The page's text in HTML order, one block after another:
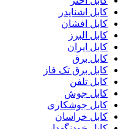
کابل اشنایدر
کابل افشان
کابل البرز
کابل ایران
کابل برق
کابل برق تک فاز
کابل تلفن
کابل جوش
کابل جوشکاری
کابل خراسان